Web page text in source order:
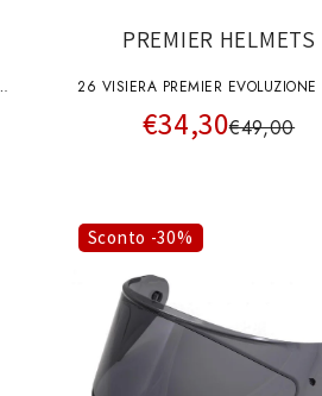
PREMIER HELMETS
26 VISIERA PREMIER EVOLUZIONE
A+pins
€34,30€49,00
Sconto -30%